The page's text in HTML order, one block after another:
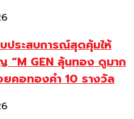
ประสบการณ์สุดคุ้มให้
“M GEN ลุ้นทอง ดูมาก
คอทองคำ 10 รางวัล